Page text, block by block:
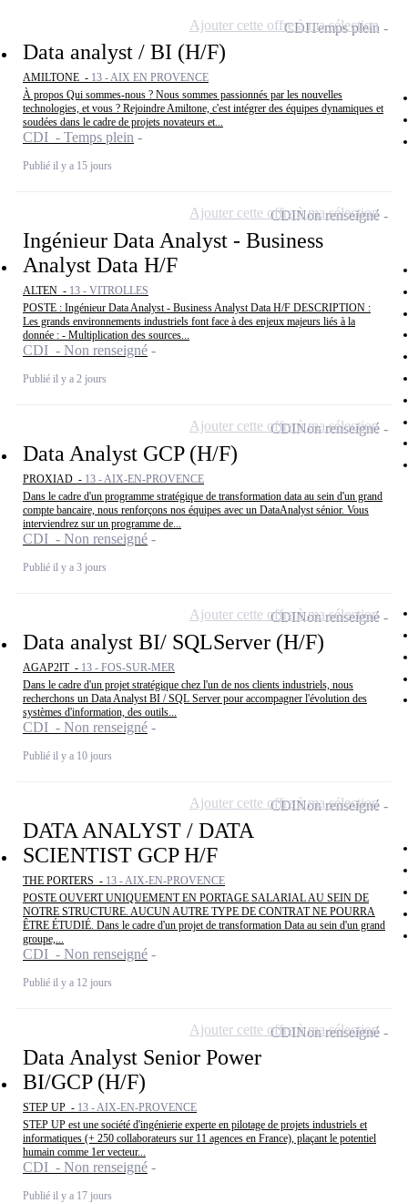
Data analyst / BI (H/F)
AMILTONE - 13 - AIX EN PROVENCE
À propos Qui sommes-nous ? Nous sommes passionnés par les nouvelles
technologies, et vous ? Rejoindre Amiltone, c'est intégrer des équipes dynamiques et
soudées dans le cadre de projets novateurs et...
CDI - Temps plein
Publié il y a 15 jours
CDITemps plein
Ajouter cette offre à ma sélection
Ingénieur Data Analyst - Business
Analyst Data H/F
ALTEN - 13 - VITROLLES
POSTE : Ingénieur Data Analyst - Business Analyst Data H/F DESCRIPTION :
Les grands environnements industriels font face à des enjeux majeurs liés à la
donnée : - Multiplication des sources...
CDI - Non renseigné
Publié il y a 2 jours
CDINon renseigné
Ajouter cette offre à ma sélection
Data Analyst GCP (H/F)
PROXIAD - 13 - AIX-EN-PROVENCE
Dans le cadre d'un programme stratégique de transformation data au sein d'un grand
compte bancaire, nous renforçons nos équipes avec un DataAnalyst sénior. Vous
interviendrez sur un programme de...
CDI - Non renseigné
Publié il y a 3 jours
CDINon renseigné
Ajouter cette offre à ma sélection
Data analyst BI/ SQLServer (H/F)
AGAP2IT - 13 - FOS-SUR-MER
Dans le cadre d'un projet stratégique chez l'un de nos clients industriels, nous
recherchons un Data Analyst BI / SQL Server pour accompagner l'évolution des
systèmes d'information, des outils...
CDI - Non renseigné
Publié il y a 10 jours
CDINon renseigné
Ajouter cette offre à ma sélection
DATA ANALYST / DATA
SCIENTIST GCP H/F
THE PORTERS - 13 - AIX-EN-PROVENCE
POSTE OUVERT UNIQUEMENT EN PORTAGE SALARIAL AU SEIN DE
NOTRE STRUCTURE. AUCUN AUTRE TYPE DE CONTRAT NE POURRA
ÊTRE ÉTUDIÉ. Dans le cadre d'un projet de transformation Data au sein d'un grand
groupe,...
CDI - Non renseigné
Publié il y a 12 jours
CDINon renseigné
Ajouter cette offre à ma sélection
Data Analyst Senior Power
BI/GCP (H/F)
STEP UP - 13 - AIX-EN-PROVENCE
STEP UP est une société d'ingénierie experte en pilotage de projets industriels et
informatiques (+ 250 collaborateurs sur 11 agences en France), plaçant le potentiel
humain comme 1er vecteur...
CDI - Non renseigné
Publié il y a 17 jours
CDINon renseigné
Ajouter cette offre à ma sélection